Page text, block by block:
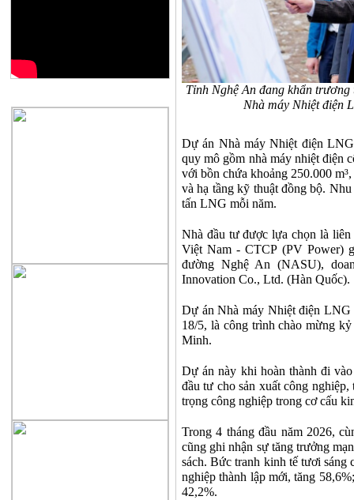
Tỉnh Nghệ An đang khẩn
Nhà máy Nhiệt điện
Dự án Nhà máy Nhiệt điện
quy mô gồm nhà máy nhiệt điện
với bồn chứa khoảng 250.000
và hạ tầng kỹ thuật đồng bộ.
tấn LNG mỗi năm.
Nhà đầu tư được lựa chọn là
Việt Nam - CTCP (PV Power)
đường Nghệ An (NASU),
Innovation Co., Ltd. (Hàn Quốc).
Dự án Nhà máy Nhiệt điện
18/5, là công trình chào mừng
Minh.
Dự án này khi hoàn thành đi
đầu tư cho sản xuất công
trọng công nghiệp trong cơ cấu
Trong 4 tháng đầu năm 2026,
cũng ghi nhận sự tăng trưởng
sách. Bức tranh kinh tế tươi sáng
nghiệp thành lập mới, tăng
42,2%.